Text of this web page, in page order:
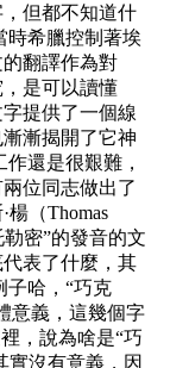
但都不知道什
時希臘控制著埃
翻譯作為對
是可以讀懂
提供了一個線
漸揭開了它神
還是很艱難，
位同志做出了
（Thomas
密”的發音的文
表了什麼，其
子哈，“巧克
意義，這幾個字
，說為啥是“巧
實沒有意義，因